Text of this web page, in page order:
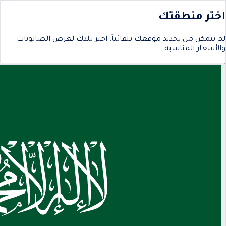
اختر منطقتك
لم نتمكن من تحديد موقعك تلقائياً. اختر بلدك لعرض الصالونات
والأسعار المناسبة.